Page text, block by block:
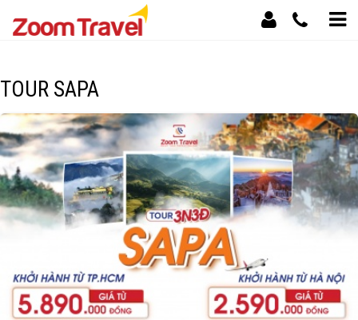
TOUR SAPA